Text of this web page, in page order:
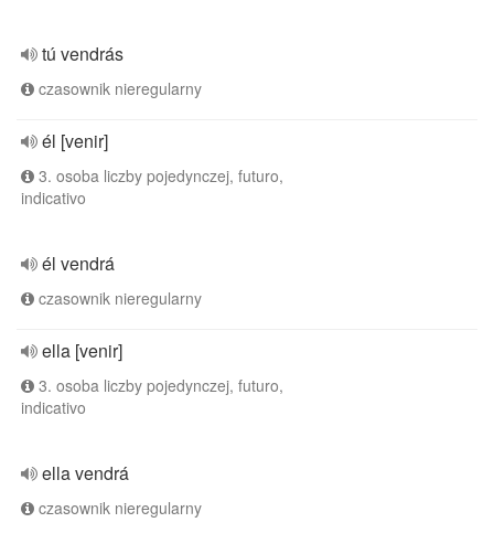
tú vendrás
czasownik nieregularny
él [venir]
3. osoba liczby pojedynczej, futuro,
indicativo
él vendrá
czasownik nieregularny
ella [venir]
3. osoba liczby pojedynczej, futuro,
indicativo
ella vendrá
czasownik nieregularny